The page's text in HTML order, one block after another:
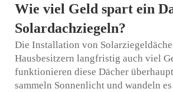
Wie viel Geld spart ein
Solardachziegeln?
Die Installation von
Hausbesitzern langfristig auch viel
funktionieren diese Dächer
sammeln Sonnenlicht und wandeln